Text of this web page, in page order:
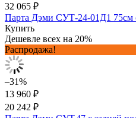
32 065 ₽
Парта Дэми СУТ-24-01Д1 75см
Купить
Дешевле всех на 20%
Распродажа!
–31%
13 960 ₽
20 242 ₽